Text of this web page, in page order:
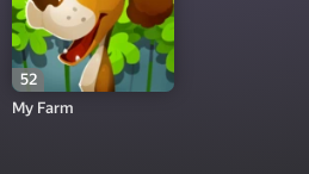
52
My Farm